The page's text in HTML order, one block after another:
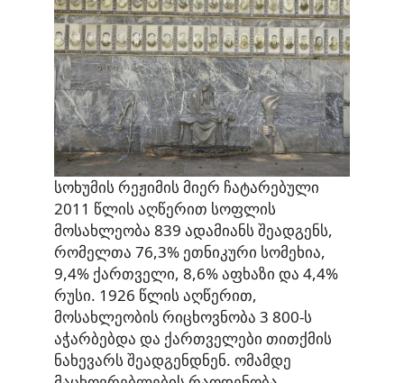
სოხუმის რეჟიმის მიერ ჩატარებული
2011 წლის აღწერით სოფლის
მოსახლეობა 839 ადამიანს შეადგენს,
რომელთა 76,3% ეთნიკური სომეხია,
9,4% ქართველი, 8,6% აფხაზი და 4,4%
რუსი. 1926 წლის აღწერით,
მოსახლეობის რიცხოვნობა 3 800-ს
აჭარბებდა და ქართველები თითქმის
ნახევარს შეადგენდნენ. ომამდე